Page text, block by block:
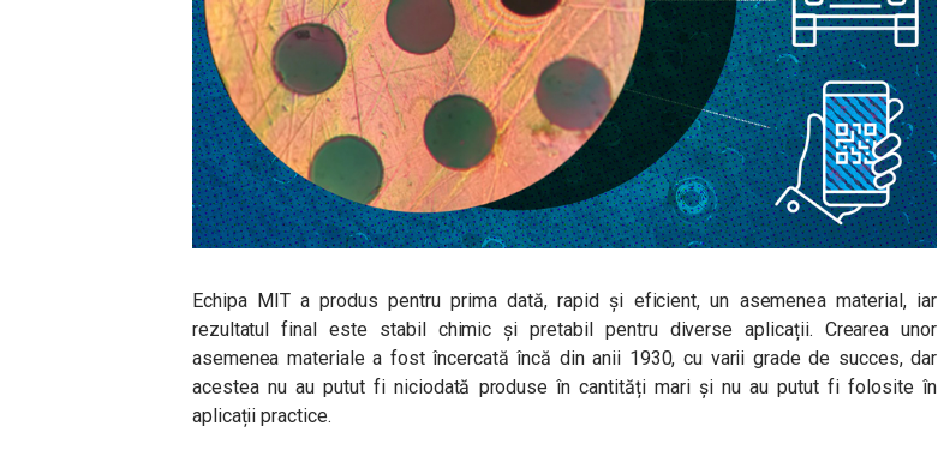
Echipa MIT a produs pentru prima dată, rapid și eficient, un asemenea material, iar
rezultatul final este stabil chimic și pretabil pentru diverse aplicații. Crearea unor
asemenea materiale a fost încercată încă din anii 1930, cu varii grade de succes, dar
acestea nu au putut fi niciodată produse în cantități mari și nu au putut fi folosite în
aplicații practice.